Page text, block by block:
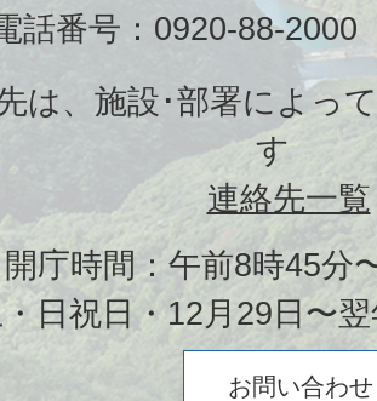
話番号：0920-88-2000
は、施設･部署によっ
す
連絡先一覧
開庁時間：午前8時45分
・日祝日・12月29日〜
お問い合わせ